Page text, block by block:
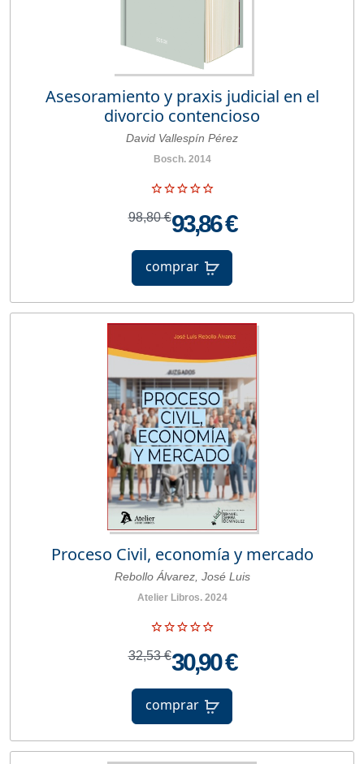
Asesoramiento y praxis judicial en el
divorcio contencioso
David Vallespín Pérez
Bosch. 2014
98,80 €93,86 €
comprar
Proceso Civil, economía y mercado
Rebollo Álvarez, José Luis
Atelier Libros. 2024
32,53 €30,90 €
comprar